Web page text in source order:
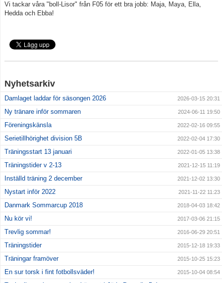
Vi tackar våra "boll-Lisor" från F05 för ett bra jobb: Maja, Maya, Ella,
Hedda och Ebba!
Nyhetsarkiv
Damlaget laddar för säsongen 2026 2026-03-15 20:31
Ny tränare inför sommaren 2024-06-11 19:50
Föreningskänsla 2022-02-16 09:55
Serietillhörighet division 5B 2022-02-04 17:30
Träningsstart 13 januari 2022-01-05 13:38
Träningstider v 2-13 2021-12-15 11:19
Inställd träning 2 december 2021-12-02 13:30
Nystart inför 2022 2021-11-22 11:23
Danmark Sommarcup 2018 2018-04-03 18:42
Nu kör vi! 2017-03-06 21:15
Trevlig sommar! 2016-06-29 20:51
Träningstider 2015-12-18 19:33
Träningar framöver 2015-10-25 15:23
En sur torsk i fint fotbollsväder! 2015-10-04 08:54